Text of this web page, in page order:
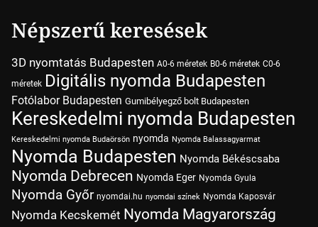
Népszerű keresések
3D nyomtatás Budapesten A0-6 méretek B0-6 méretek C0-6
méretek Digitális nyomda Budapesten
Fotólabor Budapesten Gumibélyegző bolt Budapesten
Kereskedelmi nyomda Budapesten
Kereskedelmi nyomda Budaörsön nyomda Nyomda Balassagyarmat
Nyomda Budapesten Nyomda Békéscsaba
Nyomda Debrecen Nyomda Eger Nyomda Gyula
Nyomda Győr nyomdai.hu nyomdai színek Nyomda Kaposvár
Nyomda Kecskemét Nyomda Magyarország